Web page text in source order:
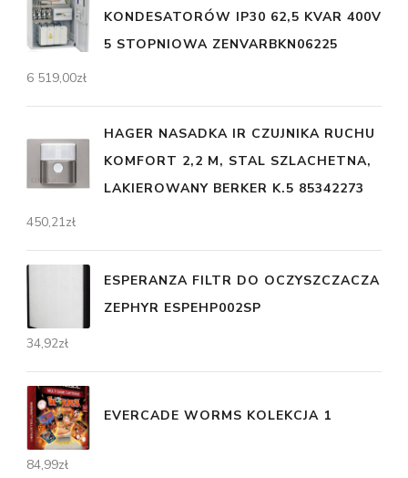
KONDESATORÓW IP30 62,5 KVAR 400V
5 STOPNIOWA ZENVARBKN06225
6 519,00zł
HAGER NASADKA IR CZUJNIKA RUCHU
KOMFORT 2,2 M, STAL SZLACHETNA,
LAKIEROWANY BERKER K.5 85342273
450,21zł
ESPERANZA FILTR DO OCZYSZCZACZA
ZEPHYR ESPEHP002SP
34,92zł
EVERCADE WORMS KOLEKCJA 1
84,99zł